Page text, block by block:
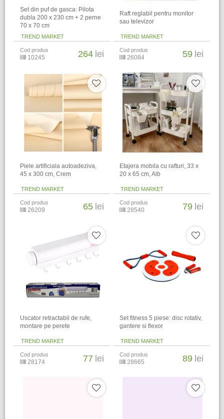
Set din puf de gasca: Pilota
dubla 200 x 230 cm + 2 perne
70 x 70 cm
TREND MARKET
Cod produs
10245 264 lei
Raft reglabil pentru monitor
sau televizor
TREND MARKET
Cod produs
26084 59 lei
Piele artificiala autoadeziva,
45 x 300 cm, Crem
TREND MARKET
Cod produs
26209 65 lei
Etajera mobila cu rafturi, 33 x
20 x 65 cm, Alb
TREND MARKET
Cod produs
28540 79 lei
Uscator retractabil de rufe,
montare pe perete
TREND MARKET
Cod produs
28174 77 lei
Set fitness 5 piese: disc rotativ,
gantere si flexor
TREND MARKET
Cod produs
28665 89 lei